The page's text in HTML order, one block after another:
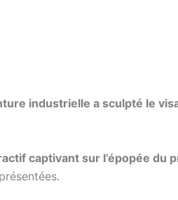
industrielle a sculpté le
captivant sur l’épopée du